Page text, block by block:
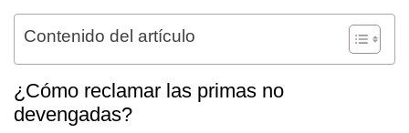
Contenido del artículo
¿Cómo reclamar las primas no
devengadas?